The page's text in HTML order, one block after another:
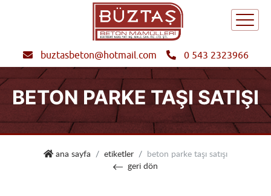
buztasbeton@hotmail.com 0 543 2323966
BETON PARKE TAŞI SATIŞI
ana sayfa büztaş beton
etiketler
beton parke taşı satışı
geri dön